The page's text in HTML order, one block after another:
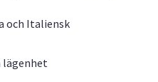
och Italiensk
lägenhet